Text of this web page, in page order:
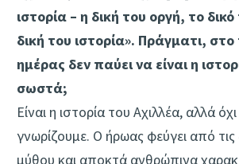
ιστορία – η δική του οργή, το
δική του ιστορία». Πράγματι, στο
ημέρας δεν παύει να είναι η
σωστά;
Είναι η ιστορία του Αχιλλέα, αλλά
γνωρίζουμε. Ο ήρωας φεύγει από τις
μύθου και αποκτά ανθρώπινα